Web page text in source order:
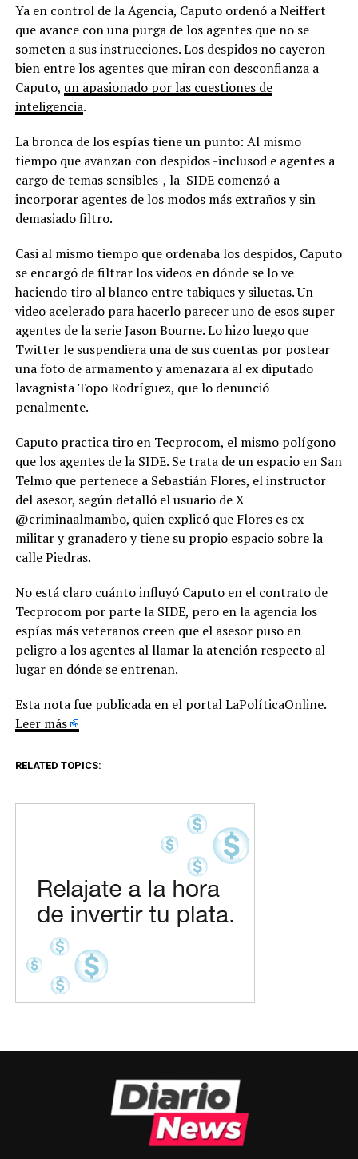
Ya en control de la Agencia, Caputo ordenó a Neiffert
que avance con una purga de los agentes que no se
someten a sus instrucciones. Los despidos no cayeron
bien entre los agentes que miran con desconfianza a
Caputo, un apasionado por las cuestiones de
inteligencia.
La bronca de los espías tiene un punto: Al mismo
tiempo que avanzan con despidos -inclusod e agentes a
cargo de temas sensibles-, la SIDE comenzó a
incorporar agentes de los modos más extraños y sin
demasiado filtro.
Casi al mismo tiempo que ordenaba los despidos, Caputo
se encargó de filtrar los videos en dónde se lo ve
haciendo tiro al blanco entre tabiques y siluetas. Un
video acelerado para hacerlo parecer uno de esos super
agentes de la serie Jason Bourne. Lo hizo luego que
Twitter le suspendiera una de sus cuentas por postear
una foto de armamento y amenazara al ex diputado
lavagnista Topo Rodríguez, que lo denunció
penalmente.
Caputo practica tiro en Tecprocom, el mismo polígono
que los agentes de la SIDE. Se trata de un espacio en San
Telmo que pertenece a Sebastián Flores, el instructor
del asesor, según detalló el usuario de X
@criminaalmambo, quien explicó que Flores es ex
militar y granadero y tiene su propio espacio sobre la
calle Piedras.
No está claro cuánto influyó Caputo en el contrato de
Tecprocom por parte la SIDE, pero en la agencia los
espías más veteranos creen que el asesor puso en
peligro a los agentes al llamar la atención respecto al
lugar en dónde se entrenan.
Esta nota fue publicada en el portal LaPolíticaOnline.
Leer más
RELATED TOPICS: